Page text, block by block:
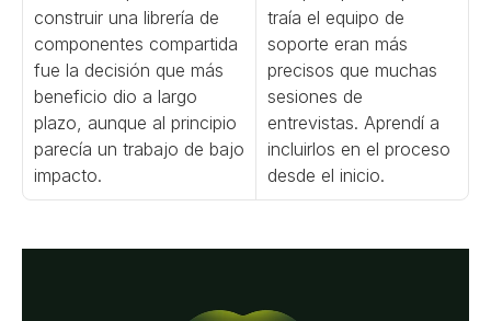
construir una librería de
componentes compartida
fue la decisión que más
beneficio dio a largo
plazo, aunque al principio
parecía un trabajo de bajo
impacto.
traía el equipo de
soporte eran más
precisos que muchas
sesiones de
entrevistas. Aprendí a
incluirlos en el proceso
desde el inicio.